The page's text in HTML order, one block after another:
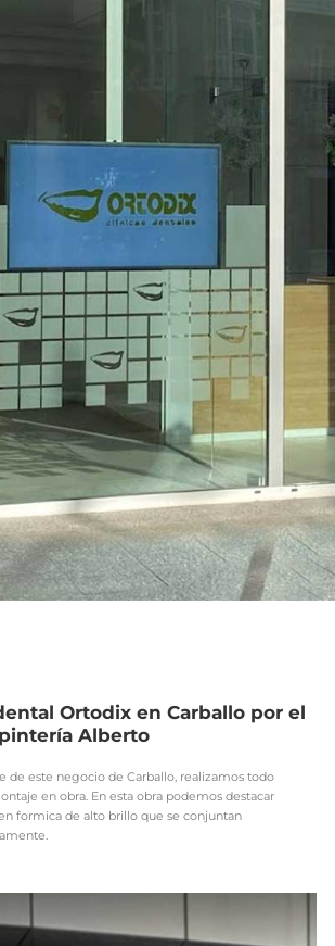
Ortodix en Carballo por el
Alberto
de este negocio de Carballo, realizamos todo
en obra. En esta obra podemos destacar
formica de alto brillo que se conjuntan